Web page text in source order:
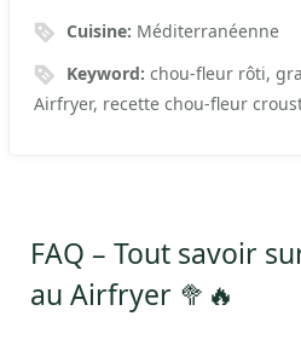
Cuisine: Méditerranéenne
Keyword:chou-fleur rôti,
Airfryer, recette chou-fleur
FAQ – Tout savoir
au Airfryer 🥦🔥